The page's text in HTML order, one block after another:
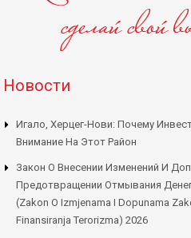
Новости
Игало, Херцег-Нови: Почему
Внимание На Этот Район
Закон О Внесении Изменений И
Предотвращении Отмывания
(Zakon O Izmjenama I Dopunama
Finansiranja Terorizma) 2026